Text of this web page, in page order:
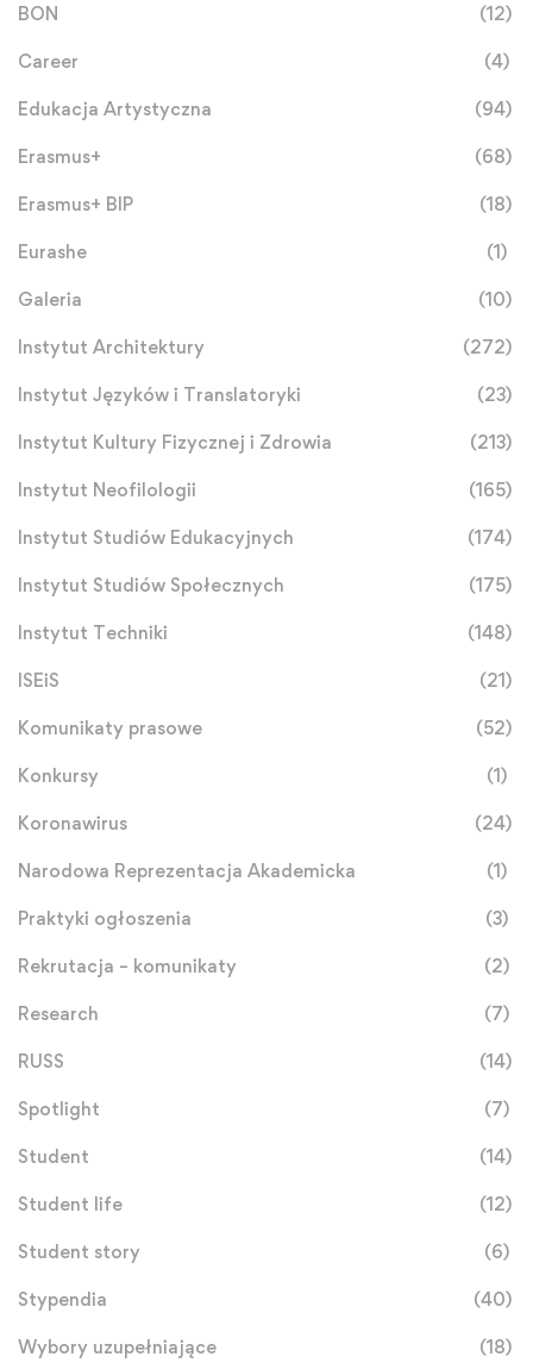
BON (12)
Career (4)
Edukacja Artystyczna (94)
Erasmus+ (68)
Erasmus+ BIP (18)
Eurashe (1)
Galeria (10)
Instytut Architektury (272)
Instytut Języków i Translatoryki (23)
Instytut Kultury Fizycznej i Zdrowia (213)
Instytut Neofilologii (165)
Instytut Studiów Edukacyjnych (174)
Instytut Studiów Społecznych (175)
Instytut Techniki (148)
ISEiS (21)
Komunikaty prasowe (52)
Konkursy (1)
Koronawirus (24)
Narodowa Reprezentacja Akademicka (1)
Praktyki ogłoszenia (3)
Rekrutacja – komunikaty (2)
Research (7)
RUSS (14)
Spotlight (7)
Student (14)
Student life (12)
Student story (6)
Stypendia (40)
Wybory uzupełniające (18)